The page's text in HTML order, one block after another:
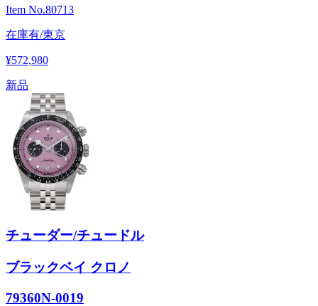
Item No.80713
在庫有/東京
¥572,980
新品
チューダー/チュードル
ブラックベイ クロノ
79360N-0019